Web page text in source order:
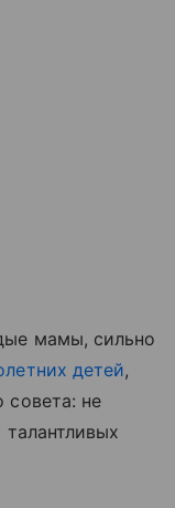
мамы, сильно
детей,
совета: не